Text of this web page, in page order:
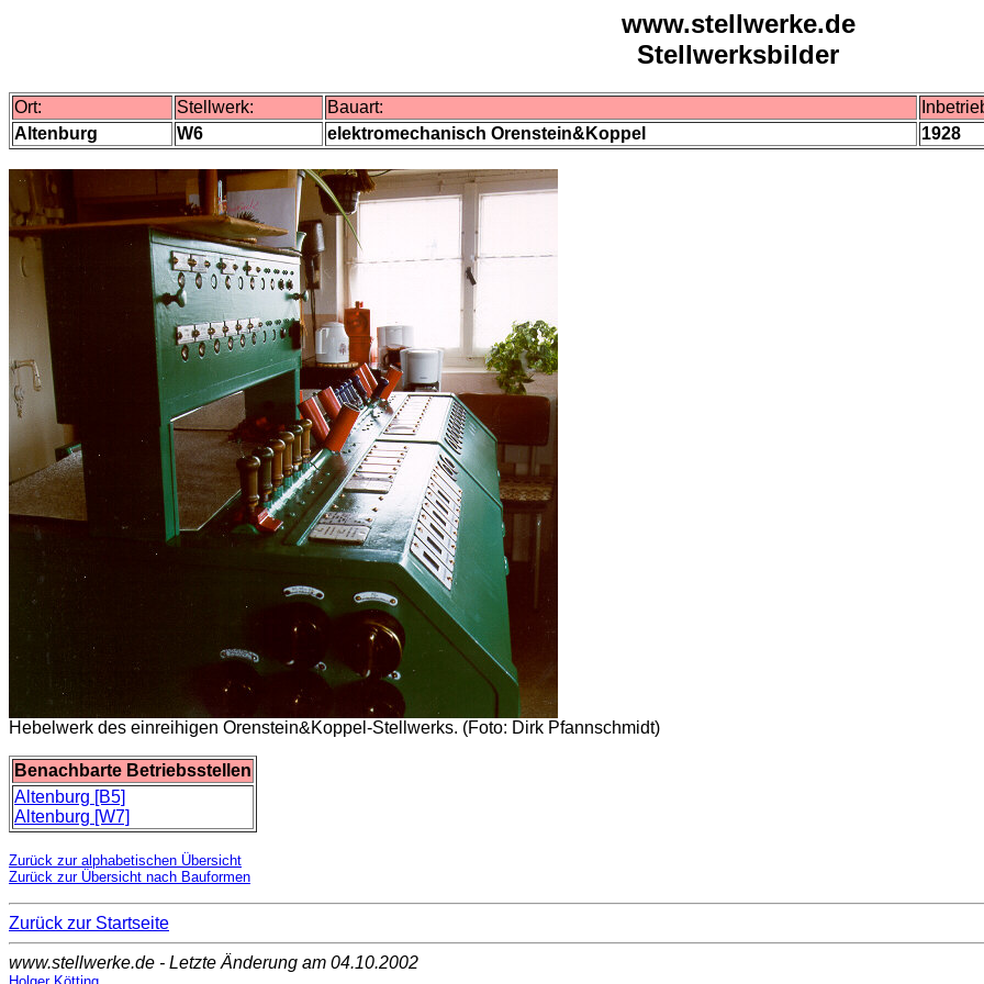
www.stellwerke.de
Stellwerksbilder
Ort: Stellwerk: Bauart:
Altenburg
W6 elektromechanisch Orenstein&Koppel 1928
Hebelwerk des einreihigen Orenstein&Koppel-Stellwerks. (Foto: Dirk Pfannschmidt)
Benachbarte Betriebsstellen
Altenburg [B5]
Altenburg [W7]
Zurück zur alphabetischen Übersicht
Zurück zur Übersicht nach Bauformen
Zurück zur Startseite
www.stellwerke.de - Letzte Änderung am 04.10.2002